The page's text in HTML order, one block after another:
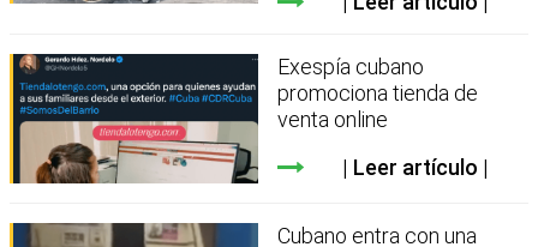
Exespía cubano
promociona tienda de
venta online
Leer artículo
Cubano entra con una